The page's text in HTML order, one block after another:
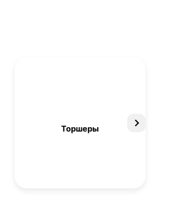
Торшеры